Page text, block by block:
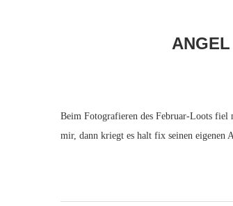
Beim Fotografieren des Februar-Loots fiel
mir, dann kriegt es halt fix seinen eigenen